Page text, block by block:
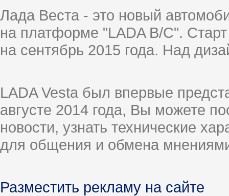
Лада Веста - это новый
на платформе "LADA B/C".
на сентябрь 2015 года. Над
LADA Vesta был впервые
августе 2014 года, Вы можете
новости, узнать технические
для общения и обмена
Разместить рекламу на сайте